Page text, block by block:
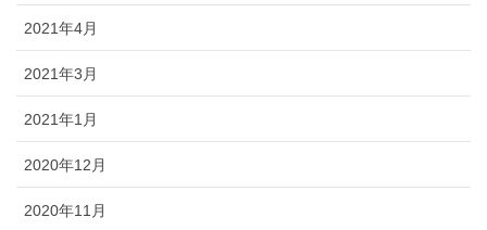
2021年4月
2021年3月
2021年1月
2020年12月
2020年11月